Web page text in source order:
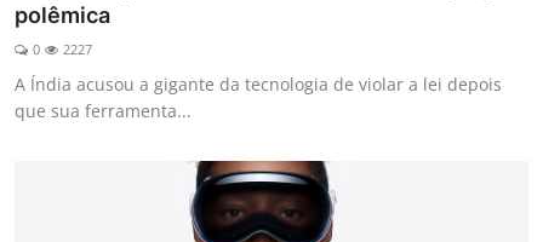
polêmica
0 2227
A Índia acusou a gigante da tecnologia de violar a lei depois
que sua ferramenta...